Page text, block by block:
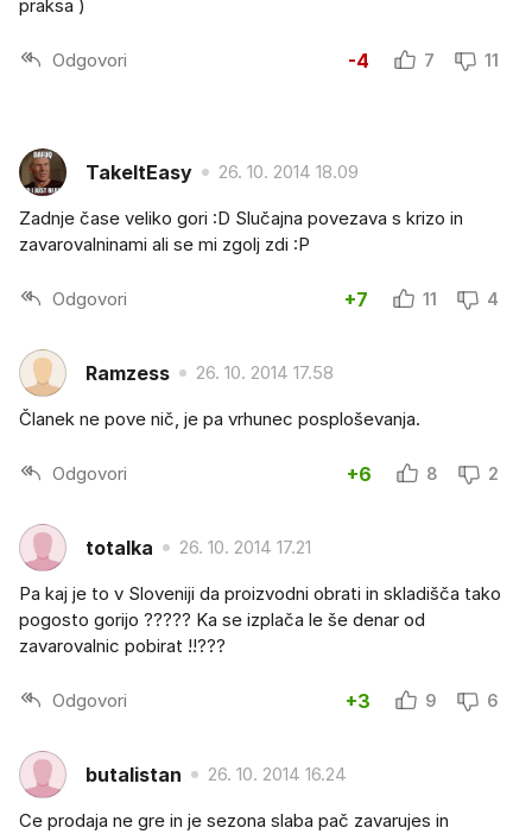
praksa )
Odgovori -4 7 11
TakeItEasy 26. 10. 2014 18.09
Zadnje čase veliko gori :D Slučajna povezava s krizo in
zavarovalninami ali se mi zgolj zdi :P
Odgovori +7 11 4
Ramzess 26. 10. 2014 17.58
Članek ne pove nič, je pa vrhunec posploševanja.
Odgovori +6 8 2
totalka 26. 10. 2014 17.21
Pa kaj je to v Sloveniji da proizvodni obrati in skladišča tako
pogosto gorijo ????? Ka se izplača le še denar od
zavarovalnic pobirat !!???
Odgovori +3 9 6
butalistan 26. 10. 2014 16.24
Ce prodaja ne gre in je sezona slaba pač zavarujes in